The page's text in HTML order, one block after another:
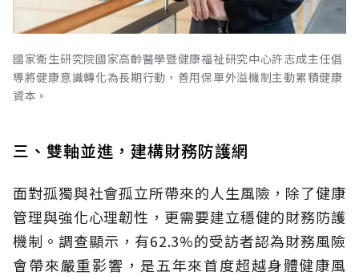
國家衛生研究院國家高齡醫學暨健康福祉研究中心許志成主任倡
導將健康意識轉化為長期行動，善用保單外溢機制主動累積健康
資本。
三、雙軸並進，建構財務防護網
面對孤獨與社會孤立所帶來的人生風險，除了健康
管理與強化心理韌性，更需要建立穩健的財務防護
機制。調查顯示，有62.3%的受訪者認為財務風險
會帶來嚴重影響，是五年來首度超越身體健康風